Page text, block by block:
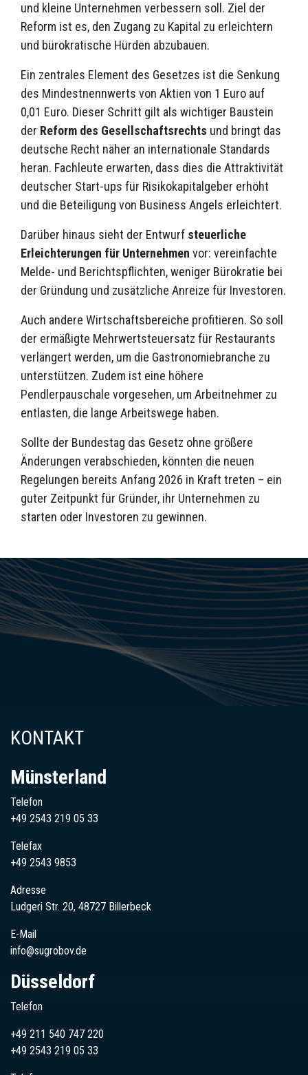
und kleine Unternehmen verbessern soll. Ziel der
Reform ist es, den Zugang zu Kapital zu erleichtern
und bürokratische Hürden abzubauen.
Ein zentrales Element des Gesetzes ist die Senkung
des Mindestnennwerts von Aktien von 1 Euro auf
0,01 Euro. Dieser Schritt gilt als wichtiger Baustein
der Reform des Gesellschaftsrechts und bringt das
deutsche Recht näher an internationale Standards
heran. Fachleute erwarten, dass dies die Attraktivität
deutscher Start-ups für Risikokapitalgeber erhöht
und die Beteiligung von Business Angels erleichtert.
Darüber hinaus sieht der Entwurf steuerliche
Erleichterungen für Unternehmen vor: vereinfachte
Melde- und Berichtspflichten, weniger Bürokratie bei
der Gründung und zusätzliche Anreize für Investoren.
Auch andere Wirtschaftsbereiche profitieren. So soll
der ermäßigte Mehrwertsteuersatz für Restaurants
verlängert werden, um die Gastronomiebranche zu
unterstützen. Zudem ist eine höhere
Pendlerpauschale vorgesehen, um Arbeitnehmer zu
entlasten, die lange Arbeitswege haben.
Sollte der Bundestag das Gesetz ohne größere
Änderungen verabschieden, könnten die neuen
Regelungen bereits Anfang 2026 in Kraft treten – ein
guter Zeitpunkt für Gründer, ihr Unternehmen zu
starten oder Investoren zu gewinnen.
KONTAKT
Münsterland
Telefon
+49 2543 219 05 33
Telefax
+49 2543 9853
Adresse
Ludgeri Str. 20, 48727 Billerbeck
E-Mail
info@sugrobov.de
Düsseldorf
Telefon
+49 211 540 747 220
+49 2543 219 05 33